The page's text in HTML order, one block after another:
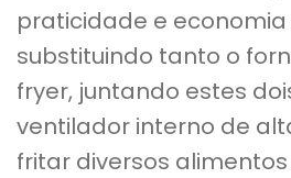
praticidade e
substituindo tanto o
fryer, juntando estes
ventilador interno de
fritar diversos